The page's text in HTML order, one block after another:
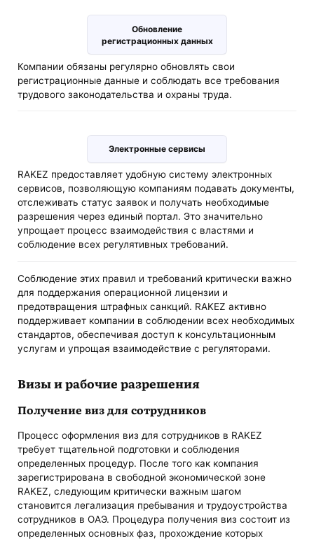
Обновление
регистрационных данных
Компании обязаны регулярно обновлять свои
регистрационные данные и соблюдать все требования
трудового законодательства и охраны труда.
Электронные сервисы
RAKEZ предоставляет удобную систему электронных
сервисов, позволяющую компаниям подавать документы,
отслеживать статус заявок и получать необходимые
разрешения через единый портал. Это значительно
упрощает процесс взаимодействия с властями и
соблюдение всех регулятивных требований.
Соблюдение этих правил и требований критически важно
для поддержания операционной лицензии и
предотвращения штрафных санкций. RAKEZ активно
поддерживает компании в соблюдении всех необходимых
стандартов, обеспечивая доступ к консультационным
услугам и упрощая взаимодействие с регуляторами.
Визы и рабочие разрешения
Получение виз для сотрудников
Процесс оформления виз для сотрудников в RAKEZ
требует тщательной подготовки и соблюдения
определенных процедур. После того как компания
зарегистрирована в свободной экономической зоне
RAKEZ, следующим критически важным шагом
становится легализация пребывания и трудоустройства
сотрудников в ОАЭ. Процедура получения виз состоит из
определенных основных фаз, прохождение которых